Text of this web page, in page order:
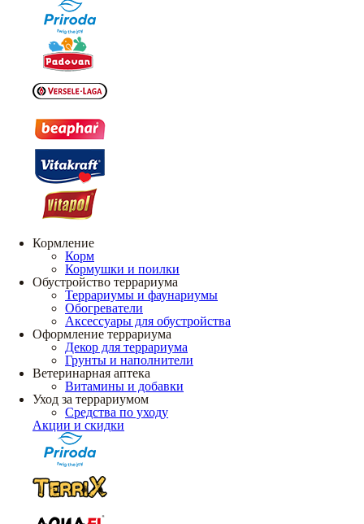
Кормление
Корм
Кормушки и поилки
Обустройство террариума
Террариумы и фаунариумы
Обогреватели
Аксессуары для обустройства
Оформление террариума
Декор для террариума
Грунты и наполнители
Ветеринарная аптека
Витамины и добавки
Уход за террариумом
Средства по уходу
Акции и скидки